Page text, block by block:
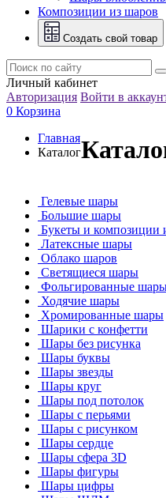
Композиции из шаров
Создать свой товар
Личный кабинет
Авторизация Войти в
0 Корзина
Главная
Каталог
Гелевые шары
Большие шары
Букеты и композиции
Латексные шары
Облако шаров
Светящиеся шары
Фольгированные
Ходячие шары
Хромированные шары
Шарики с конфетти
Шары без рисунка
Шары буквы
Шары звезды
Шары круг
Шары под потолок
Шары с перьями
Шары с рисунком
Шары сердце
Шары сфера 3D
Шары фигуры
Шары цифры